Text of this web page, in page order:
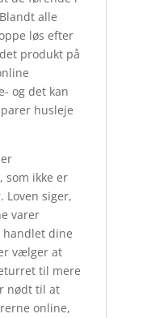
alle
løs efter
produkt på
og det kan
husleje
som ikke er
Loven siger,
varer
handlet dine
vælger at
til mere
nødt til at
online,